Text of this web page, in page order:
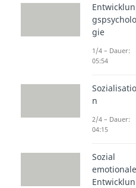
Wichtige
Du
Sozialisation
Sozialisation
Entwicklun
gspsycholo
gie
1/4 – Dauer:
05:54
Sozialisatio
n
2/4 – Dauer:
04:15
Sozial
emotionale
Entwicklun